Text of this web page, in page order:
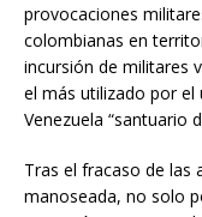
provocaciones
colombianas en
incursión de militares
el más utilizado por
Venezuela “santuario
Tras el fracaso de las
manoseada, no solo